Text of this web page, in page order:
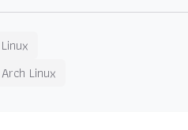
Linux
Arch Linux